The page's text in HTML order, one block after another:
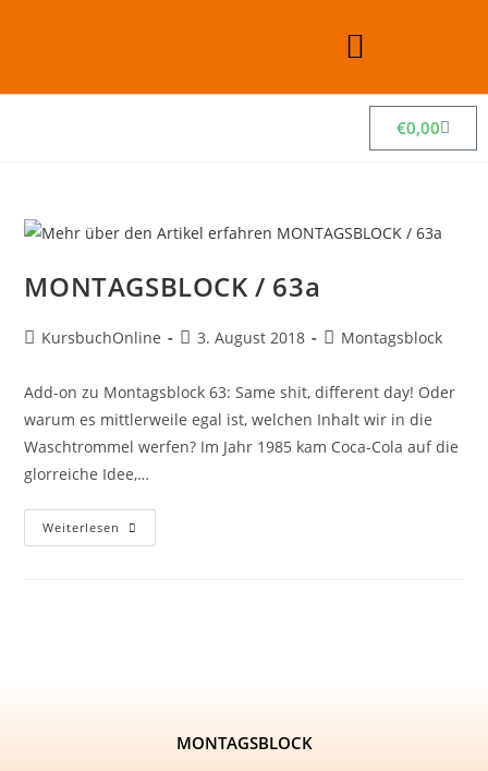
€0,00
MONTAGSBLOCK / 63a
KursbuchOnline 3. August 2018 Montagsblock
Add-on zu Montagsblock 63: Same shit, different day! Oder
warum es mittlerweile egal ist, welchen Inhalt wir in die
Waschtrommel werfen? Im Jahr 1985 kam Coca-Cola auf die
glorreiche Idee,…
Weiterlesen
MONTAGSBLOCK